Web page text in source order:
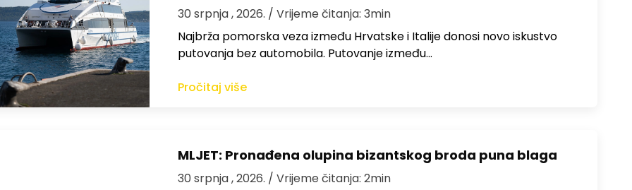
30 srpnja , 2026. / Vrijeme čitanja: 3min
Najbrža pomorska veza između Hrvatske i Italije donosi novo iskustvo
putovanja bez automobila. Putovanje između…
Pročitaj više
MLJET: Pronađena olupina bizantskog broda puna blaga
30 srpnja , 2026. / Vrijeme čitanja: 2min